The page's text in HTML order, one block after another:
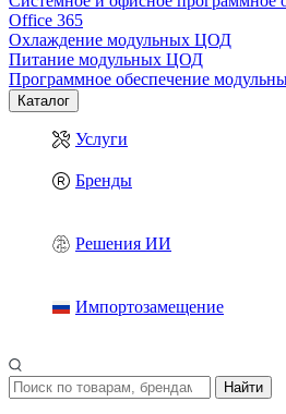
Office 365
Охлаждение модульных ЦОД
Питание модульных ЦОД
Программное обеспечение
Каталог
Услуги
Бренды
Решения ИИ
Импортозамещение
Найти